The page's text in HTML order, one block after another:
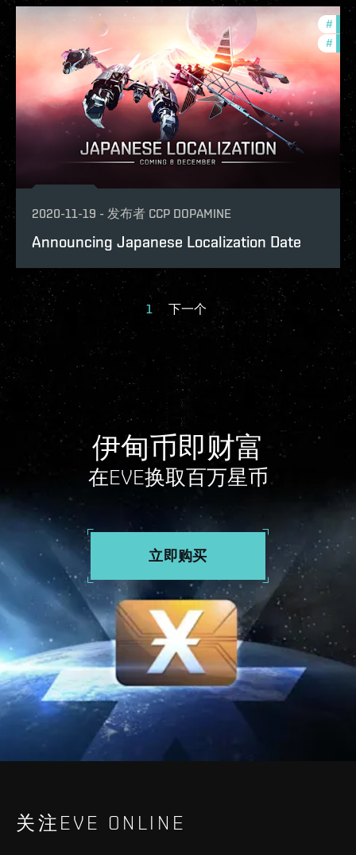
#
#
2020-11-19 - 发布者 CCP DOPAMINE
Announcing Japanese Localization Date
1 下一个
伊甸币即财富
在EVE换取百万星币
立即购买
关注EVE ONLINE